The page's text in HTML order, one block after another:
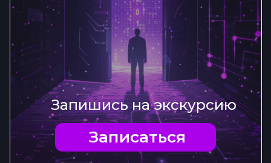
Записаться
Запишись на экскурсию
О колледже